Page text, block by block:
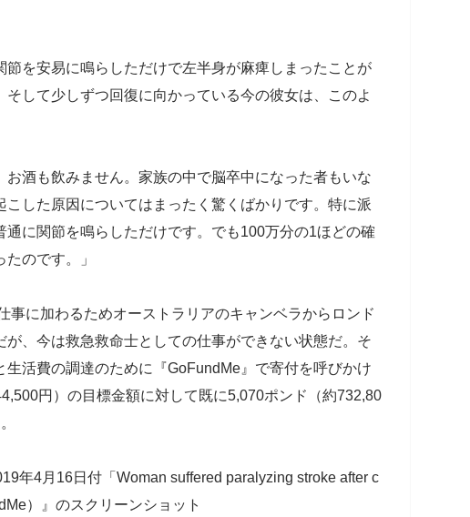
節を安易に鳴らしただけで左半身が麻痺しまったことが
そして少しずつ回復に向かっている今の彼女は、このよ
お酒も飲みません。家族の中で脳卒中になった者もいな
こした原因についてはまったく驚くばかりです。特に派
通に関節を鳴らしただけです。でも100万分の1ほどの確
のです。」
事に加わるためオーストラリアのキャンベラからロンド
が、今は救急救命士としての仕事ができない状態だ。そ
生活費の調達のために『GoFundMe』で寄付を呼びかけ
円）の目標金額に対して既に5,070ポンド（約732,80
年4月16日付「Woman suffered paralyzing stroke after c
）』のスクリーンショット